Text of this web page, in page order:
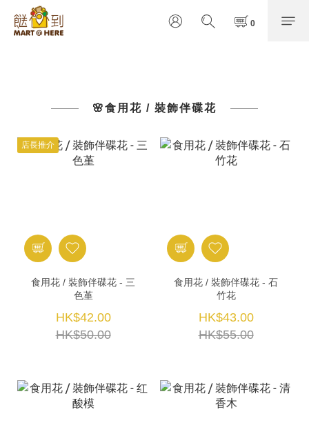
🌸食用花 / 裝飾伴碟花
店長推介
食用花 / 裝飾伴碟花 - 三
色堇
HK$42.00
HK$50.00
食用花 / 裝飾伴碟花 - 石
竹花
HK$43.00
HK$55.00